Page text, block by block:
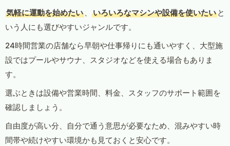
気軽に運動を始めたい 、 いろいろなマシンや設備を使いたい と
いう人にも選びやすいジャンルです。
24時間営業の店舗なら早朝や仕事帰りにも通いやすく、大型施
設ではプールやサウナ、スタジオなどを使える場合もありま
す。
選ぶときは設備や営業時間、料金、スタッフのサポート範囲を
確認しましょう。
自由度が高い分、自分で通う意思が必要なため、混みやすい時
間帯や続けやすい環境かも見ておくと安心です。